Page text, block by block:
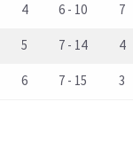
4 6 - 10 7
5 7 - 14 4
6 7 - 15 3